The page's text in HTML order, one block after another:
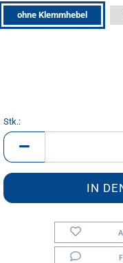
ohne Klemmhebel
Stk.:
Stk.